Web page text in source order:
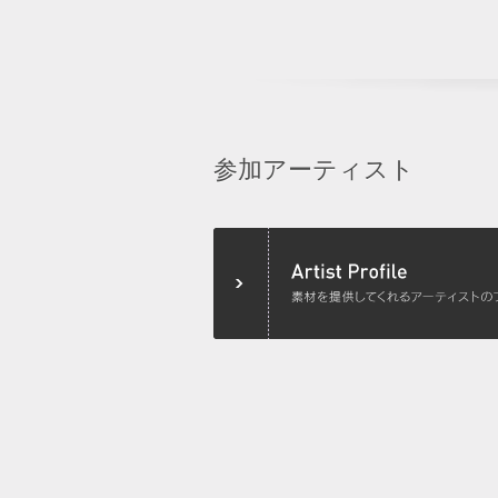
参加アーティスト